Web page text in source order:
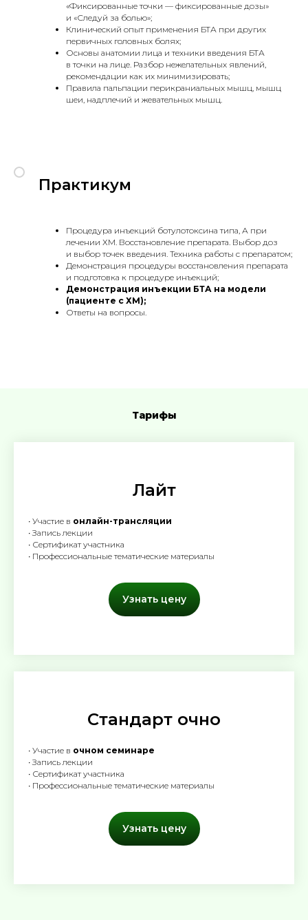
«Фиксированные точки — фиксированные дозы»
и «Следуй за болью»;
Клинический опыт применения БТА при других
первичных головных болях;
Основы анатомии лица и техники введения БТА
в точки на лице. Разбор нежелательных явлений,
рекомендации как их минимизировать;
Правила пальпации перикраниальных мышц, мышц
шеи, надплечий и жевательных мышц.
Практикум
Процедура инъекций ботулотоксина типа, А при
лечении ХМ. Восстановление препарата. Выбор доз
и выбор точек введения. Техника работы с препаратом;
Демонстрация процедуры восстановления препарата
и подготовка к процедуре инъекций;
Демонстрация инъекции БТА на модели
(пациенте с ХМ);
Ответы на вопросы.
Тарифы
Лайт
• Участие в онлайн-трансляции
• Запись лекции
• Сертификат участника
• Профессиональные тематические материалы
Узнать цену
Стандарт очно
• Участие в очном семинаре
• Запись лекции
• Сертификат участника
• Профессиональные тематические материалы
Узнать цену